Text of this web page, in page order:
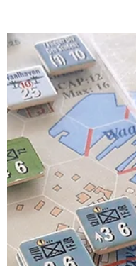
operación Barbarroja,
ubicación...